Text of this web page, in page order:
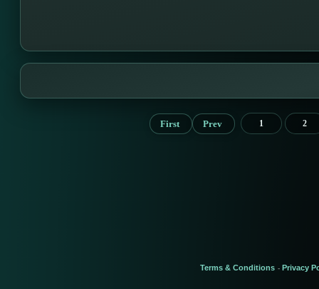
First Prev 1 2
Terms & Conditions - Privacy